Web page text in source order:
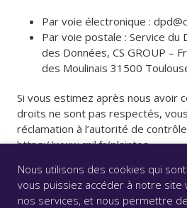
Par voie électronique :
Par voie postale : Service du
des Données, CS GROUP –
des Moulinais 31500
Si vous estimez après nous avoir
droits ne sont pas respectés,
réclamation à l’autorité de
https://www.cnil.fr/plaintes.
Nous utilisons des cookies qui
vous puissiez accéder à notre
nos services, et nous permettre